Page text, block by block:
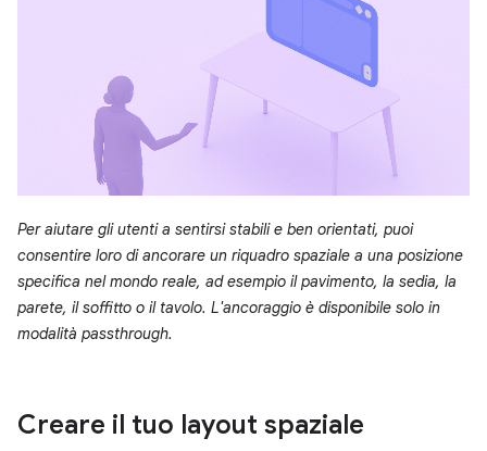
Per aiutare gli utenti a sentirsi stabili e ben orientati, puoi
consentire loro di ancorare un riquadro spaziale a una posizione
specifica nel mondo reale, ad esempio il pavimento, la sedia, la
parete, il soffitto o il tavolo. L'ancoraggio è disponibile solo in
modalità passthrough.
Creare il tuo layout spaziale